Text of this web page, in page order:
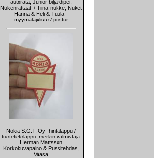
autorata, Junior biljardipei,
Nukenrattaat + Tiina-nukke, Nuket
Hanna & Heli & Tuula -
myymäläjuliste / poster
Nokia S.G.T. Oy -hintalappu /
tuotetietolappu, merkin valmistaja
Herman Mattsson
Korkokuvapaino & Pussitehdas,
Vaasa